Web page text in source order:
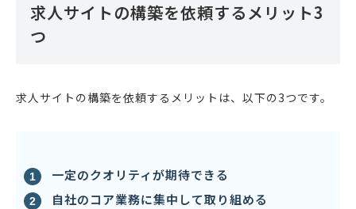
求人サイトの構築を依頼するメリット3
つ
求人サイトの構築を依頼するメリットは、以下の3つです。
一定のクオリティが期待できる
自社のコア業務に集中して取り組める